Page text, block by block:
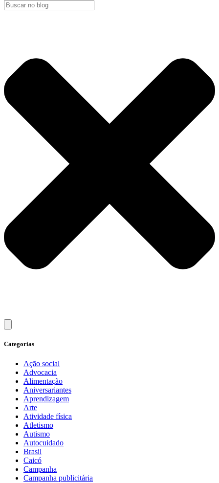
Categorias
Ação social
Advocacia
Alimentação
Aniversariantes
Aprendizagem
Arte
Atividade física
Atletismo
Autismo
Autocuidado
Brasil
Caicó
Campanha
Campanha publicitária